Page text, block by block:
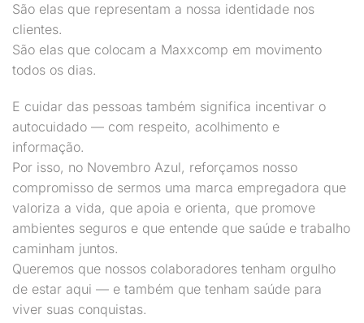
São elas que representam a nossa identidade nos
clientes.
São elas que colocam a Maxxcomp em movimento
todos os dias.
E cuidar das pessoas também significa incentivar o
autocuidado — com respeito, acolhimento e
informação.
Por isso, no Novembro Azul, reforçamos nosso
compromisso de sermos uma marca empregadora que
valoriza a vida, que apoia e orienta, que promove
ambientes seguros e que entende que saúde e trabalho
caminham juntos.
Queremos que nossos colaboradores tenham orgulho
de estar aqui — e também que tenham saúde para
viver suas conquistas.